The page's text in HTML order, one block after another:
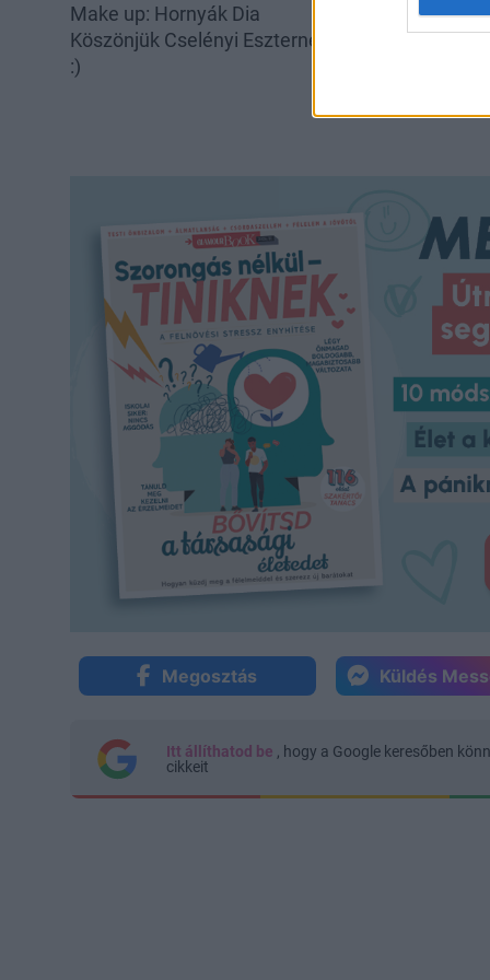
Make up: Hornyák Dia
Köszönjük Cselényi Eszternek, hogy
:)
Megosztás Küldés
Itt állíthatod be , hogy a Google keresőben
cikkeit